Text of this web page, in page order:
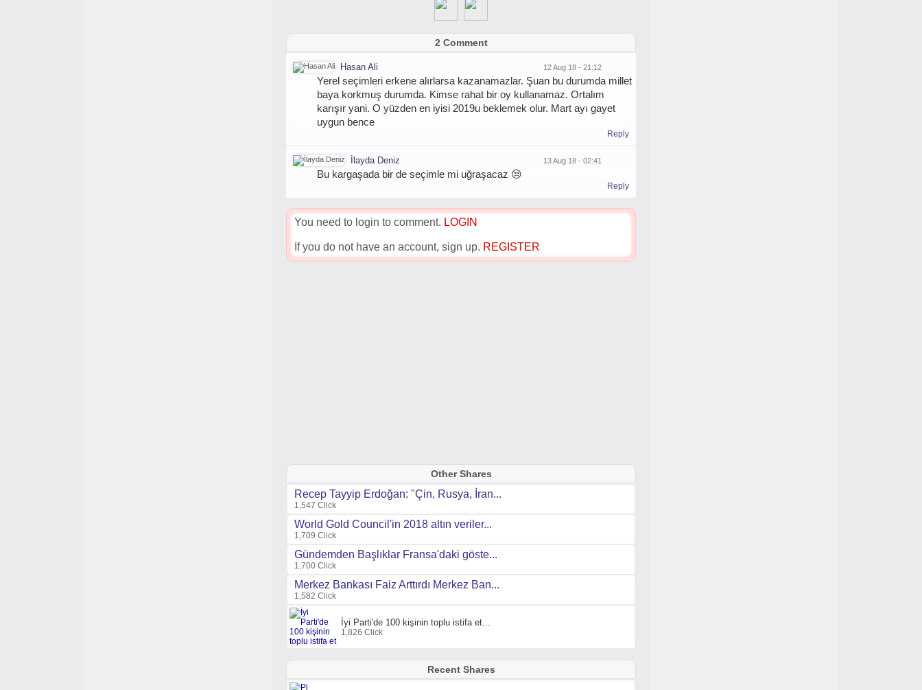
2 Comment
Hasan Ali 12 Aug 18 - 21:12
Yerel seçimleri erkene alırlarsa kazanamazlar. Şuan bu durumda millet
baya korkmuş durumda. Kimse rahat bir oy kullanamaz. Ortalım
karışır yani. O yüzden en iyisi 2019u beklemek olur. Mart ayı gayet
uygun bence
Reply
İlayda Deniz 13 Aug 18 - 02:41
Bu kargaşada bir de seçimle mi uğraşacaz 😒
Reply
You need to login to comment. LOGIN
If you do not have an account, sign up. REGISTER
Other Shares
Recep Tayyip Erdoğan: "Çin, Rusya, İran...
1,547 Click
World Gold Council'in 2018 altın veriler...
1,709 Click
Gündemden Başlıklar Fransa'daki göste...
1,700 Click
Merkez Bankası Faiz Arttırdı Merkez Ban...
1,582 Click
İyi Parti'de 100 kişinin toplu istifa et...
1,826 Click
Recent Shares